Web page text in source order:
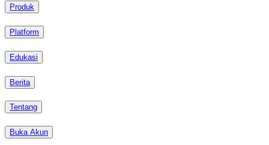
Produk
Platform
Edukasi
Berita
Tentang
Buka Akun